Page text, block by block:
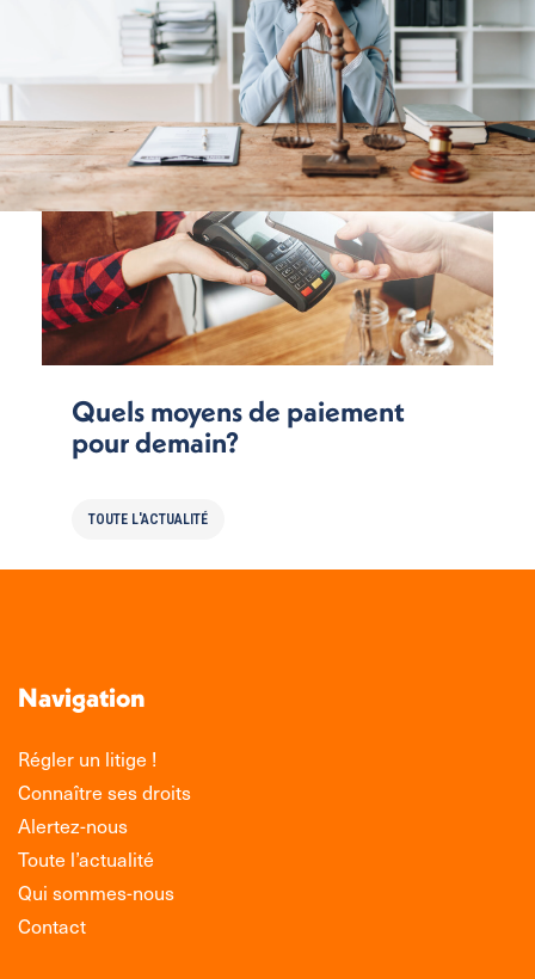
Quels moyens de paiement
pour demain?
TOUTE L'ACTUALITÉ
Navigation
Régler un litige !
Connaître ses droits
Alertez-nous
Toute l’actualité
Qui sommes-nous
Contact